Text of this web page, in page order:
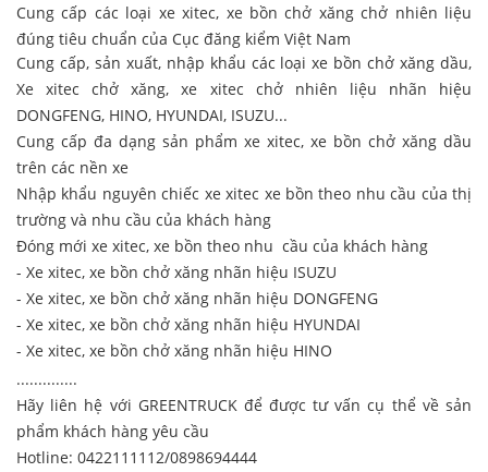
Cung cấp các loại xe xitec, xe bồn chở xăng chở nhiên liệu
đúng tiêu chuẩn của Cục đăng kiểm Việt Nam
Cung cấp, sản xuất, nhập khẩu các loại xe bồn chở xăng dầu,
Xe xitec chở xăng, xe xitec chở nhiên liệu nhãn hiệu
DONGFENG, HINO, HYUNDAI, ISUZU...
Cung cấp đa dạng sản phẩm xe xitec, xe bồn chở xăng dầu
trên các nền xe
Nhập khẩu nguyên chiếc xe xitec xe bồn theo nhu cầu của thị
trường và nhu cầu của khách hàng
Đóng mới xe xitec, xe bồn theo nhu cầu của khách hàng
- Xe xitec, xe bồn chở xăng nhãn hiệu ISUZU
- Xe xitec, xe bồn chở xăng nhãn hiệu DONGFENG
- Xe xitec, xe bồn chở xăng nhãn hiệu HYUNDAI
- Xe xitec, xe bồn chở xăng nhãn hiệu HINO
..............
Hãy liên hệ với GREENTRUCK để được tư vấn cụ thể về sản
phẩm khách hàng yêu cầu
Hotline: 0422111112/0898694444